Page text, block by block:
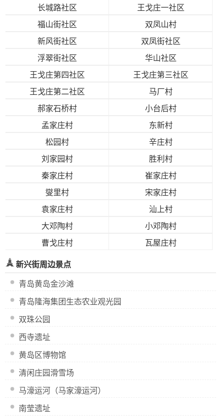
长城路社区
王戈庄一社区
福山街社区
双凤山村
新风街社区
双凤街社区
浮翠街社区
华山社区
王戈庄第四社区
王戈庄第三社区
王戈庄第二社区
马厂村
郝家石桥村
小台后村
孟家庄村
东新村
松园村
辛庄村
刘家园村
胜利村
秦家庄村
崔家庄村
燮里村
宋家庄村
袁家庄村
汕上村
大邓陶村
小邓陶村
曹戈庄村
瓦屋庄村
新兴街周边景点
青岛黄岛金沙滩
青岛隆海集团生态农业观光园
双珠公园
西寺遗址
黄岛区博物馆
清闲庄园滑雪场
马濠运河（马家濠运河）
南莹遗址